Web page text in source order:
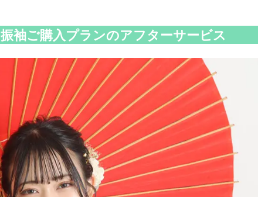
振袖ご購入プランのアフターサービス